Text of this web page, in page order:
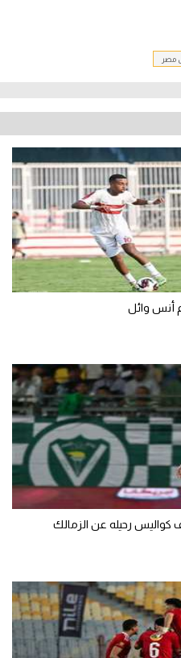
مصر
أنس وائل
رحيله عن الزمالك